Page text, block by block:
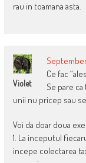
rau in toamana asta.
Violet
September
Ce fac
Se pare
unii nu pricep sau
Voi da doar doua
1. La inceputul
incepe colectarea